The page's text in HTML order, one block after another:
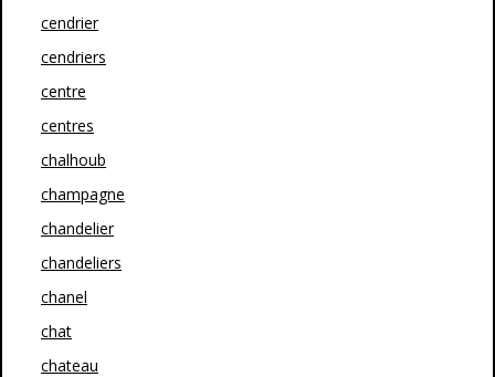
cendrier
cendriers
centre
centres
chalhoub
champagne
chandelier
chandeliers
chanel
chat
chateau